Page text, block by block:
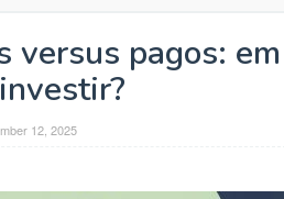
versus pagos: em
12, 2025